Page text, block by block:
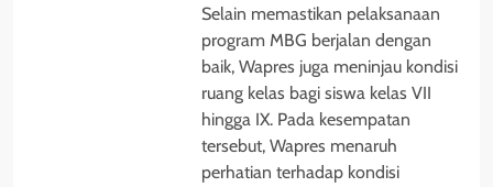
‎Selain memastikan pelaksanaan
program MBG berjalan dengan
baik, Wapres juga meninjau kondisi
ruang kelas bagi siswa kelas VII
hingga IX. Pada kesempatan
tersebut, Wapres menaruh
perhatian terhadap kondisi